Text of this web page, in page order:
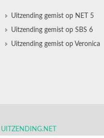
Uitzending gemist op NET 5
Uitzending gemist op SBS 6
Uitzending gemist op Veronica
UITZENDING.NET